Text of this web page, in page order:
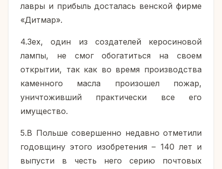
лавры и прибыль досталась венской фирме
«Дитмар».
4.Зех, один из создателей керосиновой
лампы, не смог обогатиться на своем
открытии, так как во время производства
каменного масла произошел пожар,
уничтоживший практически все его
имущество.
5.В Польше совершенно недавно отметили
годовщину этого изобретения – 140 лет и
выпусти в честь него серию почтовых